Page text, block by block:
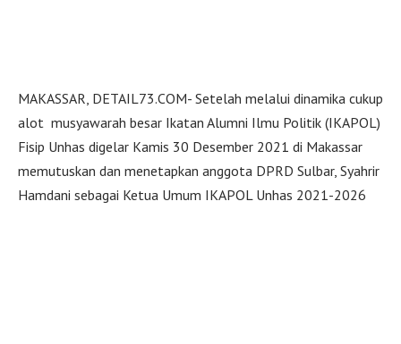
MAKASSAR, DETAIL73.COM- Setelah melalui dinamika cukup
alot musyawarah besar Ikatan Alumni Ilmu Politik (IKAPOL)
Fisip Unhas digelar Kamis 30 Desember 2021 di Makassar
memutuskan dan menetapkan anggota DPRD Sulbar, Syahrir
Hamdani sebagai Ketua Umum IKAPOL Unhas 2021-2026